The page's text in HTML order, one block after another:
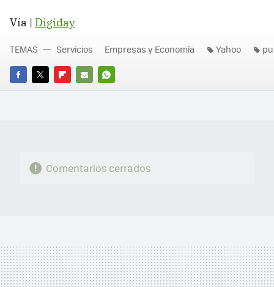
Vía | Digiday
FACEBOOK
TWITTERFLIPBOARD
E-
WHATSAPP
TEMAS Servicios Empresas y Economía Yahoo
Comentarios cerrados